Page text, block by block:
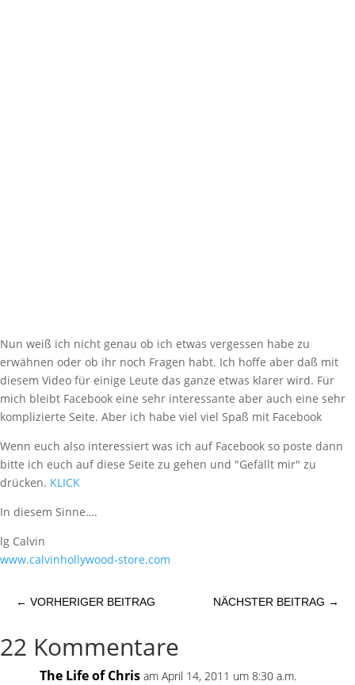
Nun weiß ich nicht genau ob ich etwas vergessen habe zu
erwähnen oder ob ihr noch Fragen habt. Ich hoffe aber daß mit
diesem Video für einige Leute das ganze etwas klarer wird. Für
mich bleibt Facebook eine sehr interessante aber auch eine sehr
komplizierte Seite. Aber ich habe viel viel Spaß mit Facebook
Wenn euch also interessiert was ich auf Facebook so poste dann
bitte ich euch auf diese Seite zu gehen und "Gefällt mir" zu
drücken. KLICK
In diesem Sinne….
lg Calvin
www.calvinhollywood-store.com
← VORHERIGER BEITRAG NÄCHSTER BEITRAG →
22 Kommentare
The Life of Chris am April 14, 2011 um 8:30 a.m.